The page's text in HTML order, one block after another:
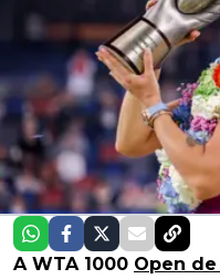
A WTA 1000 Open